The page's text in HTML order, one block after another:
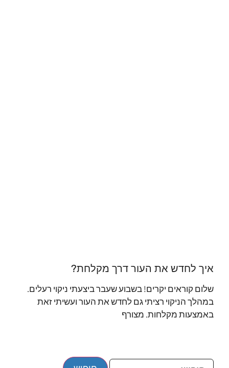
איך לחדש את העור דרך מקלחת?
שלום קוראים יקרים! בשבוע שעבר ביצעתי ניקוי רעלים.
במהלך הניקוי רציתי גם לחדש את העור ועשיתי זאת
באמצעות מקלחות. מצורף